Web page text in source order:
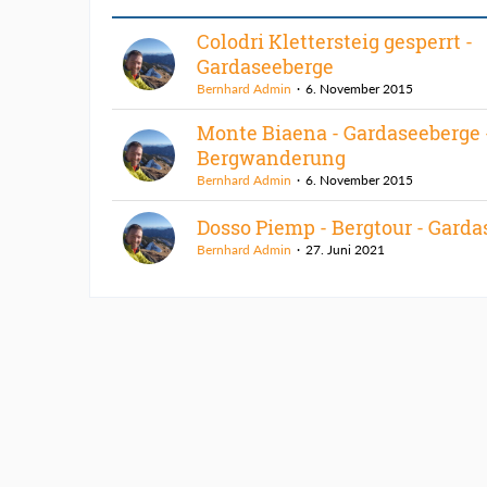
Colodri Klettersteig gesperrt -
Gardaseeberge
Bernhard Admin 6. November 2015
Monte Biaena - Gardaseeberge
Bergwanderung
Bernhard Admin 6. November 2015
Dosso Piemp - Bergtour -
Bernhard Admin 27. Juni 2021